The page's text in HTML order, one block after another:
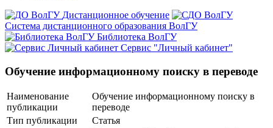
Дистанционное обучение
Система дистанционного образования ВолГУ
Библиотека ВолГУ
Сервис "Личный кабинет"
Обучение информационному поиску в переводе
Наименование
публикации
Обучение информационному поиску в
переводе
Тип публикации
Статья